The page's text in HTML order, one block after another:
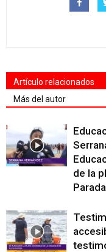
Artículo relacionados
Más del autor
de la